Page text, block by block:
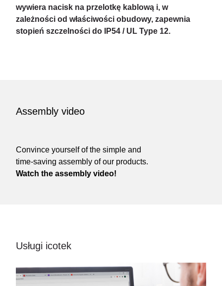
wywiera nacisk na przelotkę kablową i, w
zależności od właściwości obudowy, zapewnia
stopień szczelności do IP54 / UL Type 12.
Assembly video
Convince yourself of the simple and
time-saving assembly of our products.
Watch the assembly video!
Usługi icotek